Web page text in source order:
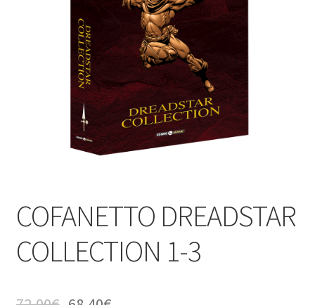
COFANETTO DREADSTAR
COLLECTION 1-3